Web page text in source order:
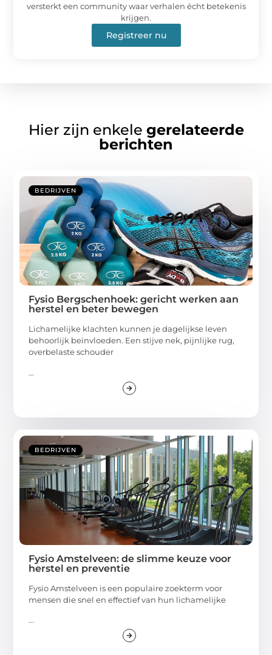
versterkt een community waar verhalen écht betekenis
krijgen.
Registreer nu
Hier zijn enkele gerelateerde
berichten
BEDRIJVEN
Fysio Bergschenhoek: gericht werken aan
herstel en beter bewegen
Lichamelijke klachten kunnen je dagelijkse leven
behoorlijk beïnvloeden. Een stijve nek, pijnlijke rug,
overbelaste schouder
...
BEDRIJVEN
Fysio Amstelveen: de slimme keuze voor
herstel en preventie
Fysio Amstelveen is een populaire zoekterm voor
mensen die snel en effectief van hun lichamelijke
...